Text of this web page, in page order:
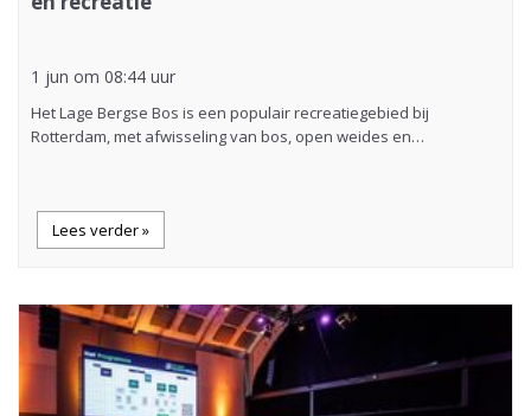
1 jun om 08:44 uur
Het Lage Bergse Bos is een populair recreatiegebied bij
Rotterdam, met afwisseling van bos, open weides en…
Lees verder »